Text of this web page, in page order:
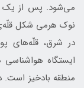
می‌شود. پس از یک
نوک هرمی شکل قلّه‌ی انزاب
در شرق، قلّه‌های
ایستگاه
منطقه باد‌خیز است.